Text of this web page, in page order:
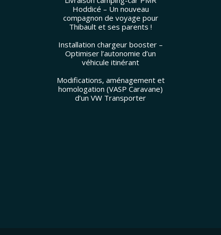
Hoddicé – Un nouveau
compagnon de voyage pour
Thibault et ses parents !
Installation chargeur booster –
Optimiser l’autonomie d’un
véhicule itinérant
Modifications, aménagement et
homologation (VASP Caravane)
d’un VW Transporter